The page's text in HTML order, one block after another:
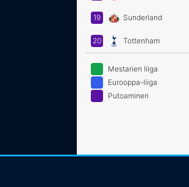
19 Sunderland
20 Tottenham
Mestarien liiga
Eurooppa-liiga
Putoaminen